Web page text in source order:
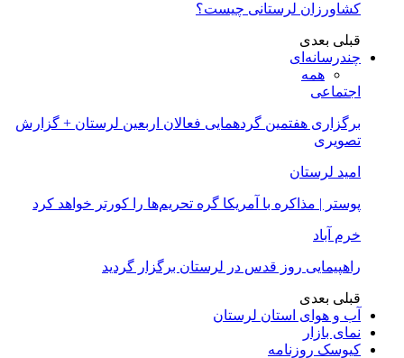
کشاورزان لرستانی چیست؟
قبلی بعدی
چندرسانه‌ای
همه
اجتماعی
برگزاری هفتمین گردهمایی فعالان اربعین لرستان + گزارش
تصویری
امید لرستان
پوستر | مذاکره با آمریکا گره تحریم‌ها را کورتر خواهد کرد
خرم آباد
راهپیمایی روز قدس در لرستان برگزار گردید
قبلی بعدی
آب و هوای استان لرستان
نمای بازار
کیوسک روزنامه